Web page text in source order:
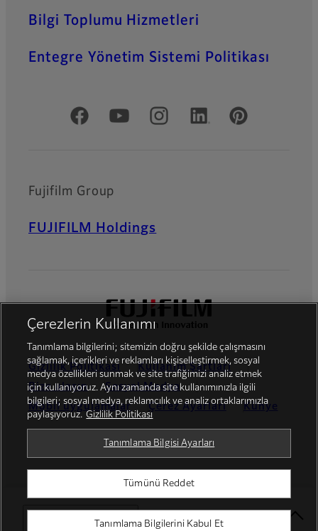
Select Your Location
Bilgi Toplumu Hizmetleri
Entegre Yönetim Sistemi Politikası
Resmi Sosyal Medya
Fujifilm Group
FUJIFILM Holdings
Gizlilik Politikası
Kullanım Şartları
Bize ulaşın
Sosyal Medya
Mobil uygulamalar
Çerez Ayarları Künye
Global site
© FUJIFILM Dis Ticaret A.S.
Çerezlerin Kullanımı
Tanımlama bilgilerini; sitemizin doğru şekilde çalışmasını
sağlamak, içerikleri ve reklamları kişiselleştirmek, sosyal
medya özellikleri sunmak ve site trafiğimizi analiz etmek
için kullanıyoruz. Aynı zamanda site kullanımınızla ilgili
bilgileri; sosyal medya, reklamcılık ve analiz ortaklarımızla
paylaşıyoruz. Gizlilik Politikası
Tanımlama Bilgisi Ayarları
Tümünü Reddet
Tanımlama Bilgilerini Kabul Et